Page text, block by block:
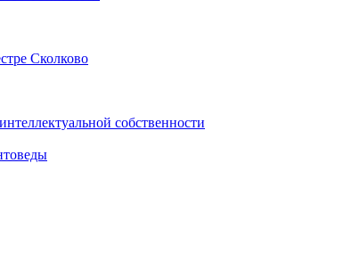
Сколково
собственности